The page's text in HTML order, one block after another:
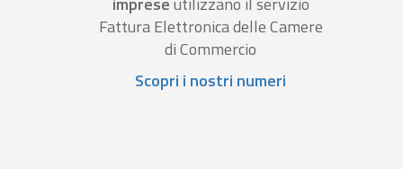
Fattura Elettronica delle Camere
di Commercio
Scopri i nostri numeri